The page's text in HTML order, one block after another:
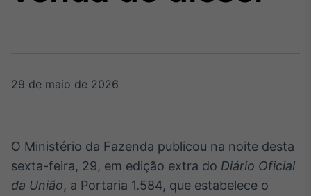
Energia
O setor de
29 de maio de 2026
O Ministério da Fazenda publicou na noite desta
sexta-feira, 29, em edição extra do Diário Oficial
da União, a Portaria 1.584, que estabelece o